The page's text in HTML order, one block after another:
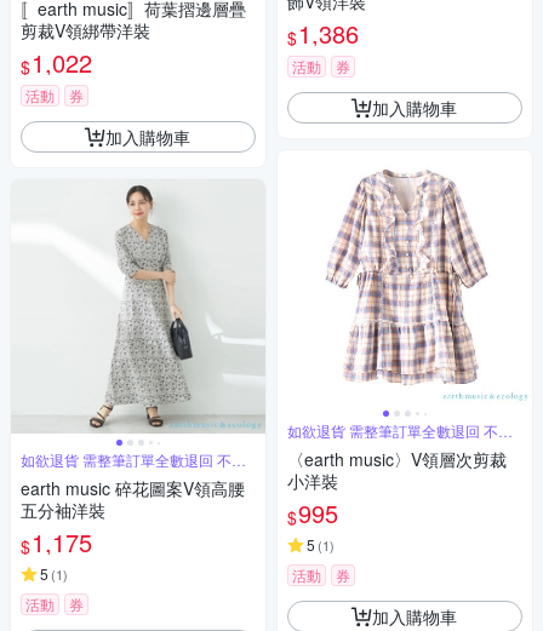
〚earth music〛荷葉摺邊層疊
剪裁V領綁帶洋裝
$1,022
活動 券
加入購物車
如欲退貨 需整筆訂單全數退回 不能
單退
earth music 碎花圖案V領高腰
五分袖洋裝
$1,175
5 (1)
活動 券
$1,386
活動 券
加入購物車
如欲退貨 需整筆訂單全數退回 不能
單退
〈earth music〉V領層次剪裁
小洋裝
$995
5 (1)
活動 券
加入購物車